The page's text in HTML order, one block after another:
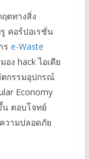
ตทางสิ่ง
คอร์ปอเรชั่น
ร e-Waste
ง hack ไอเดีย
ตกรรมอุปกรณ์
Economy
ตอบโจทย์
วามปลอดภัย